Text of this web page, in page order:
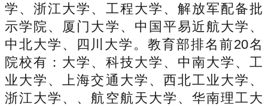
学、浙江大学、工程大学、解放军配备批
示学院、厦门大学、中国平易近航大学、
中北大学、四川大学。教育部排名前20名
院校有：大学、科技大学、中南大学、工
业大学、上海交通大学、西北工业大学、
浙江大学、、航空航天大学、华南理工大